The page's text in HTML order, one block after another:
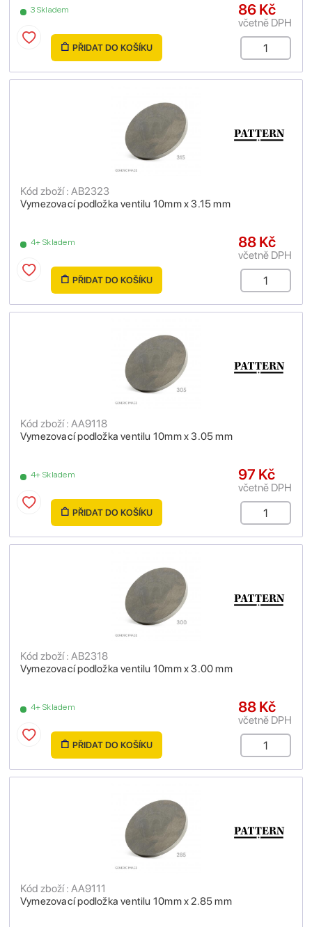
3 Skladem 86 Kč
včetně DPH
PŘIDAT DO KOŠÍKU
Vymezovací podložka ventilu 10mm x 3.15 mm
Kód zboží : AB2323
4+ Skladem 88 Kč
včetně DPH
PŘIDAT DO KOŠÍKU
Vymezovací podložka ventilu 10mm x 3.05 mm
Kód zboží : AA9118
4+ Skladem 97 Kč
včetně DPH
PŘIDAT DO KOŠÍKU
Vymezovací podložka ventilu 10mm x 3.00 mm
Kód zboží : AB2318
4+ Skladem 88 Kč
včetně DPH
PŘIDAT DO KOŠÍKU
Vymezovací podložka ventilu 10mm x 2.85 mm
Kód zboží : AA9111